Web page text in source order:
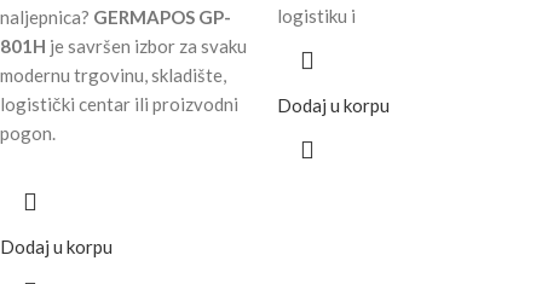
naljepnica? GERMAPOS GP-
801H je savršen izbor za svaku
modernu trgovinu, skladište,
logistički centar ili proizvodni
pogon.
Dodaj u korpu
logistiku i
Dodaj u korpu